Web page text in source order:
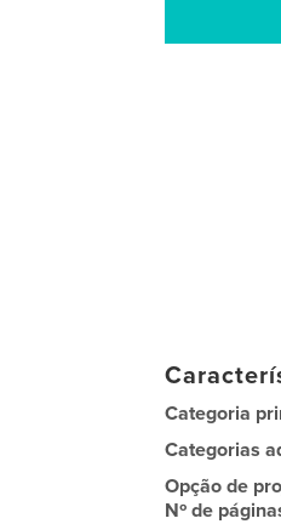
Categoria
Categorias
Opção de
Nº de